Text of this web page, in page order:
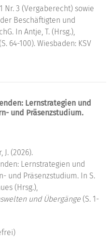
Nr. 3 (Vergaberecht) sowie
Beschäftigten und
In Antje, T. (Hrsg.),
64-100). Wiesbaden: KSV
Lernstrategien und
und Präsenzstudium.
J. (2026).
Lernstrategien und
und Präsenzstudium. In S.
(Hrsg.),
und Übergänge (S. 1-